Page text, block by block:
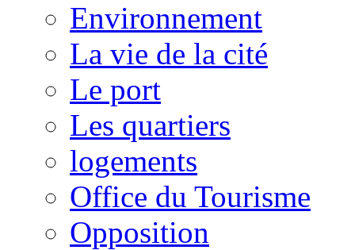
Environnement
La vie de la cité
Le port
Les quartiers
logements
Office du Tourisme
Opposition